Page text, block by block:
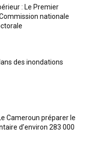
: Le Premier
nationale
des inondations
Cameroun préparer le
d’environ 283 000